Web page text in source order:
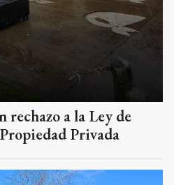
rechazo a la Ley de
Privada